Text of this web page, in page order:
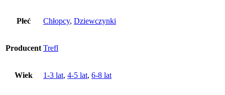
Płeć Chłopcy, Dziewczynki
Producent Trefl
Wiek 1-3 lat, 4-5 lat, 6-8 lat